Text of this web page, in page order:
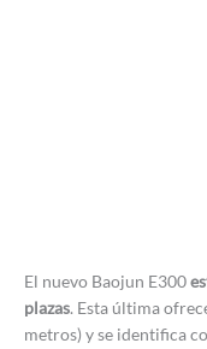
El nuevo Baojun E300
plazas. Esta última
metros) y se identifica